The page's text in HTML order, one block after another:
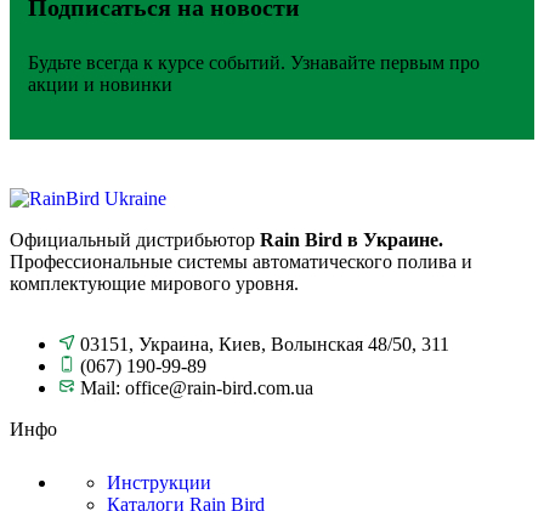
Подписаться на новости
Будьте всегда к курсе событий. Узнавайте первым про
акции и новинки
Официальный дистрибьютор Rain Bird в Украине.
Профессиональные системы автоматического полива и
комплектующие мирового уровня.
03151, Украина, Киев, Волынская 48/50, 311
(067) 190-99-89
Mail: office@rain-bird.com.ua
Инфо
Инструкции
Каталоги Rain Bird